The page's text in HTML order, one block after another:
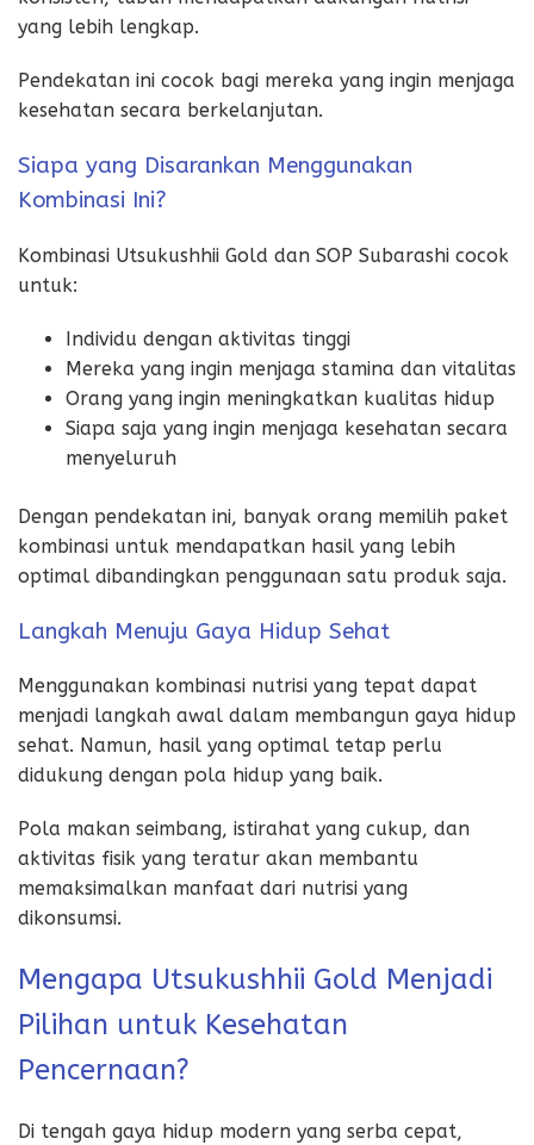
yang lebih lengkap.
Pendekatan ini cocok bagi mereka yang ingin menjaga
kesehatan secara berkelanjutan.
Siapa yang Disarankan Menggunakan
Kombinasi Ini?
Kombinasi Utsukushhii Gold dan SOP Subarashi cocok
untuk:
Individu dengan aktivitas tinggi
Mereka yang ingin menjaga stamina dan vitalitas
Orang yang ingin meningkatkan kualitas hidup
Siapa saja yang ingin menjaga kesehatan secara
menyeluruh
Dengan pendekatan ini, banyak orang memilih paket
kombinasi untuk mendapatkan hasil yang lebih
optimal dibandingkan penggunaan satu produk saja.
Langkah Menuju Gaya Hidup Sehat
Menggunakan kombinasi nutrisi yang tepat dapat
menjadi langkah awal dalam membangun gaya hidup
sehat. Namun, hasil yang optimal tetap perlu
didukung dengan pola hidup yang baik.
Pola makan seimbang, istirahat yang cukup, dan
aktivitas fisik yang teratur akan membantu
memaksimalkan manfaat dari nutrisi yang
dikonsumsi.
Mengapa Utsukushhii Gold Menjadi
Pilihan untuk Kesehatan
Pencernaan?
Di tengah gaya hidup modern yang serba cepat,